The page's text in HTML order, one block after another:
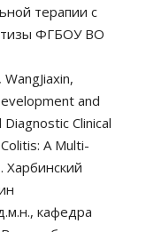
терапии с
ФГБОУ ВО
WangJiaxin,
and
Clinical
A Multi-
Харбинский
кафедра